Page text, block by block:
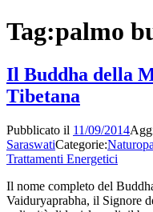
Tag:palmo
Il Buddha della
Tibetana
Pubblicato il 11/09/2014
SaraswatiCategorie:
Trattamenti Energetici
Il nome completo del
Vaiduryaprabha, il Signore